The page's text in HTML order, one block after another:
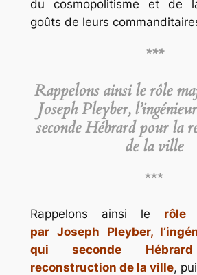
du cosmopolitisme et de
goûts de leurs
***
Rappelons ainsi le rôle
Joseph Pleyber,
seconde Hébrard pour la
de la ville
***
Rappelons ainsi le rôle
par Joseph Pleyber,
qui seconde
reconstruction de la ville,